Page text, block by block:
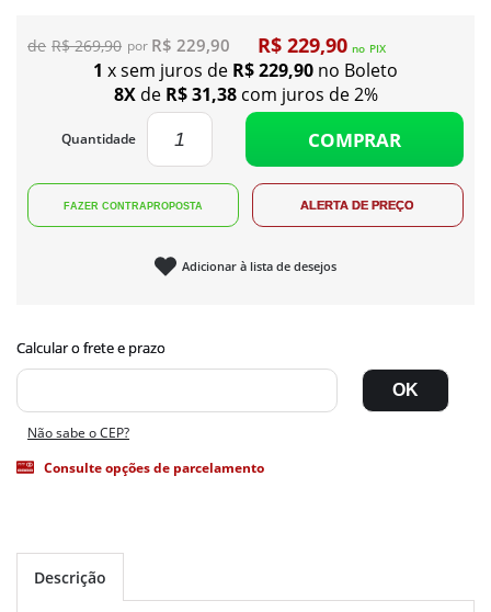
R$ 269,90 R$ 229,90 R$ 229,90 no PIX
1 x sem juros de R$ 229,90 no Boleto
8Xde R$ 31,38 com juros de 2%
Quantidade COMPRAR
Adicionar à lista de desejos
Não sabe o CEP?
Consulte opções de parcelamento
Descrição